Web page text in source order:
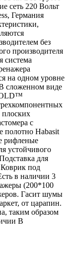
сеть 220 Вольт
Германия
без
производителя
система
на одном уровне
сложенном виде
с
Habasit
рифленые
устойчивого
для
под
в наличии 3
(200*100
Гасит шумы
от царапин.
таким образом
В